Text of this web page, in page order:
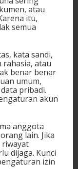
atau
itu,
semua
kata sandi,
rahasia, atau
benar benar
umum,
pribadi.
akun
anggota
lain. Jika
dijaga. Kunci
izin